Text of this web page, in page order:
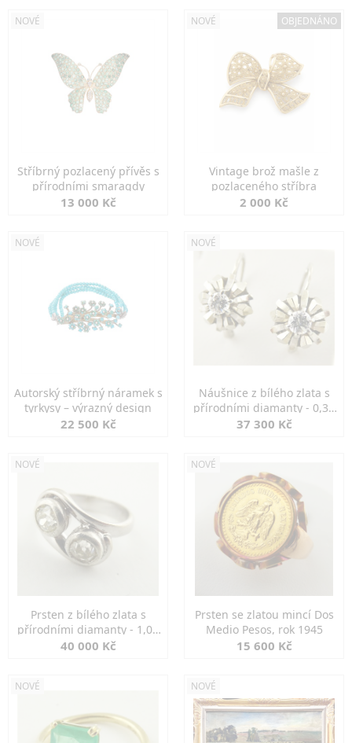
NOVÉ
Stříbrný pozlacený přívěs s
přírodními smaragdy
13 000 Kč
NOVÉ OBJEDNÁNO
Vintage brož mašle z
pozlaceného stříbra
2 000 Kč
NOVÉ
Autorský stříbrný náramek s
tyrkysy – výrazný design
22 500 Kč
NOVÉ
Náušnice z bílého zlata s
přírodními diamanty - 0,30
ct
37 300 Kč
NOVÉ
Prsten z bílého zlata s
přírodními diamanty - 1,00
ct
40 000 Kč
NOVÉ
Prsten se zlatou mincí Dos
Medio Pesos, rok 1945
15 600 Kč
NOVÉ NOVÉ